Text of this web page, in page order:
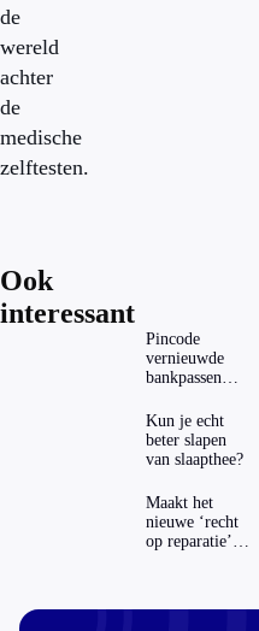
de
wereld
achter
de
medische
zelftesten.
Ook
interessant
Pincode
vernieuwde
bankpassen
ING-app: is dat
wel veilig?
Kun je echt
beter slapen
van slaapthee?
Maakt het
nieuwe ‘recht
op reparatie’